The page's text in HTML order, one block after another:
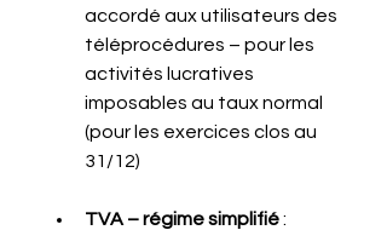
accordé aux utilisateurs des
téléprocédures – pour les
activités lucratives
imposables au taux normal
(pour les exercices clos au
31/12)
TVA – régime simplifié :